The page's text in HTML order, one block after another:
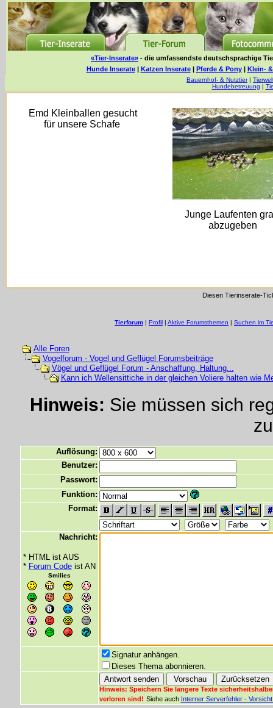
«Tier-Inserate» - die umfassendste deutschsprachige
Hunde Inserate| Katzen Inserate| Pferde & Pony| Klein-
Bauernhof- & Nutztier|
Hundebetreuung |
Emd Kleinballen gesucht
für unsere Schafe
Junge Laufenten
abzugeben
Diesen Tierinserate-
Tierforum | Profil | Aktive Forumsthemen | Suchen im
Alle Foren
Vogelforum - Vogel und Geflügel Forumsbeiträge
Vögel und Geflügel Forum - Anschaffung, Haltung...
Kann ich Wellensittiche in der gleichen Voliere halten wie
Hinweis: Sie müssen sich
Auflösung:
Benutzer:
Passwort:
Funktion:
Format:
Nachricht:
* HTML ist AUS
* Forum Codeist AN
Smilies
Signatur anhängen.
Dieses Thema abonnieren.
Hinweis: Speichern Sie längere Texte
verloren sind! Siehe auch Interner Serverfehler -